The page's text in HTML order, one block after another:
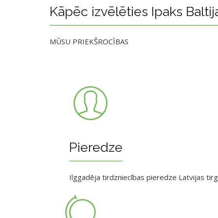
Kāpēc izvēlēties Ipaks
MŪSU PRIEKŠROCĪBAS
Pieredze
Ilggadēja tirdzniecības pieredze Latvijas